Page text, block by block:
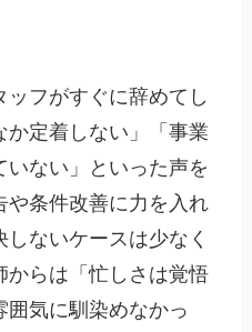
フがすぐに辞めてし
か定着しない」「事業
いない」といった声を
や条件改善に力を入れ
ないケースは少なく
からは「忙しさは覚悟
囲気に馴染めなかっ